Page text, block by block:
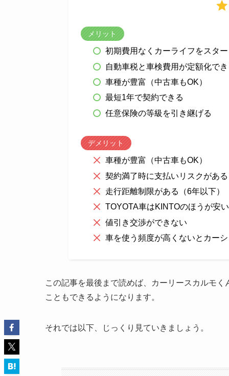
メリット
初期費用なくカーライフをスタ
自動車税と車検費用が定額化で
車種が豊富（中古車もOK）
最短1年で契約できる
任意保険の等級を引き継げる
デメリット
車種が豊富（中古車もOK）
契約満了時に支払いリスクがある
走行距離制限がある（6年以下）
TOYOTA車はKINTOのほうが安い
値引き交渉ができない
車を使う頻度が高くないとカー
この記事を最後まで読めば、カーリースカルモ
こともできるようになります。
それでは以下、じっくり見ていきましょう。